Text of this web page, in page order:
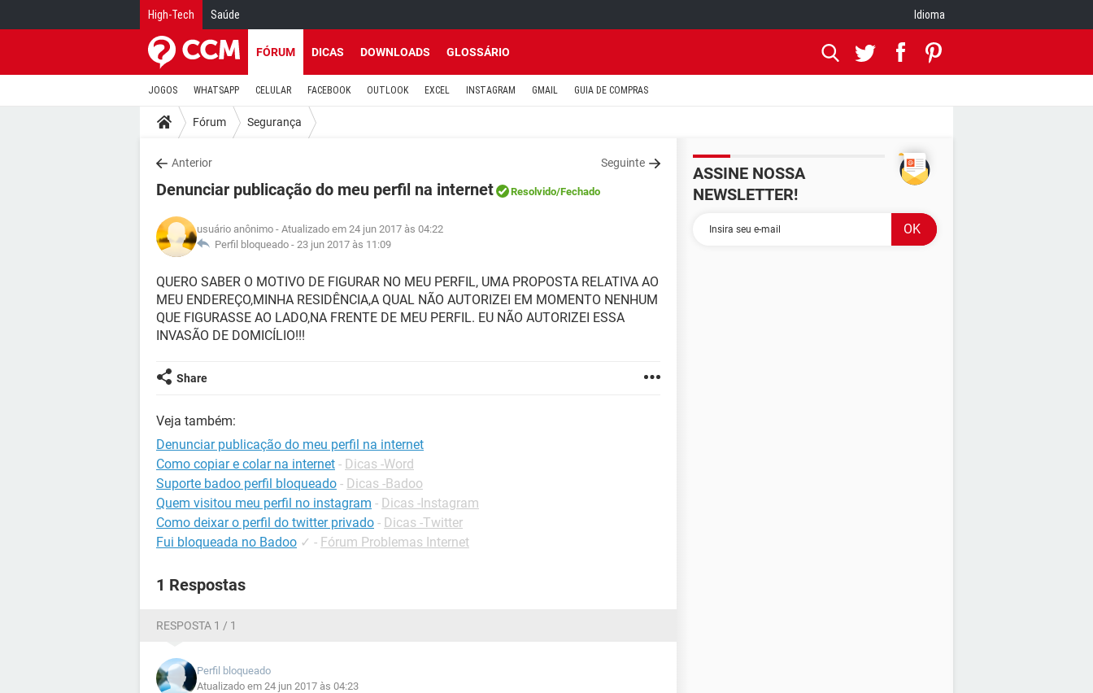
High-Tech Saúde Idioma
FÓRUM DICAS DOWNLOADS GLOSSÁRIO
JOGOS WHATSAPP CELULAR FACEBOOK OUTLOOK EXCEL INSTAGRAM GMAIL GUIA DE COMPRAS
Fórum Segurança
Anterior Seguinte
Denunciar publicação do meu perfil na internet Resolvido/Fechado
usuário anônimo - Atualizado em 24 jun 2017 às 04:22
Perfil bloqueado - 23 jun 2017 às 11:09
QUERO SABER O MOTIVO DE FIGURAR NO MEU PERFIL, UMA PROPOSTA RELATIVA AO
MEU ENDEREÇO,MINHA RESIDÊNCIA,A QUAL NÃO AUTORIZEI EM MOMENTO NENHUM
QUE FIGURASSE AO LADO,NA FRENTE DE MEU PERFIL. EU NÃO AUTORIZEI ESSA
INVASÃO DE DOMICÍLIO!!!
Share
Veja também:
Denunciar publicação do meu perfil na internet
Como copiar e colar na internet - Dicas -Word
Suporte badoo perfil bloqueado - Dicas -Badoo
Quem visitou meu perfil no instagram - Dicas -Instagram
Como deixar o perfil do twitter privado - Dicas -Twitter
Fui bloqueada no Badoo ✓ - Fórum Problemas Internet
1 Respostas
RESPOSTA 1 / 1
Perfil bloqueado
Atualizado em 24 jun 2017 às 04:23
ASSINE NOSSA
NEWSLETTER!